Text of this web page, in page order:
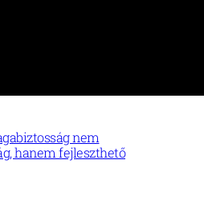
nem
hanem fejleszthető